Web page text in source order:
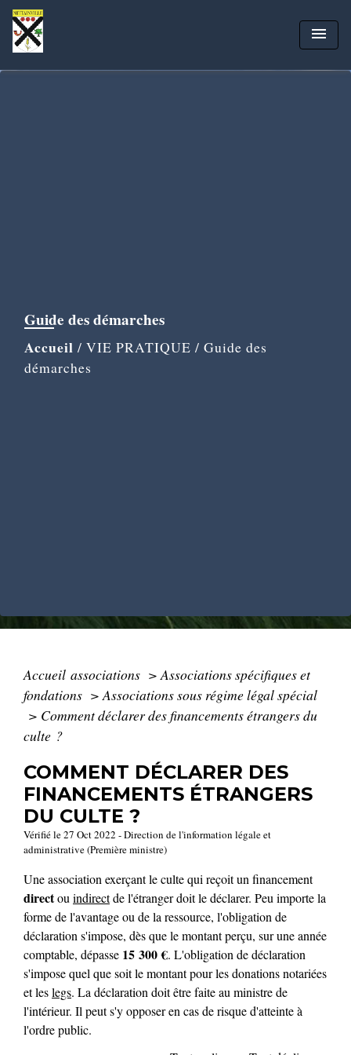
menu
Guide des démarches
Accueil / VIE PRATIQUE / Guide des
démarches
Accueil associations > Associations spécifiques et
fondations > Associations sous régime légal spécial
> Comment déclarer des financements étrangers du
culte ?
COMMENT DÉCLARER DES
FINANCEMENTS ÉTRANGERS
DU CULTE ?
Vérifié le 27 Oct 2022 - Direction de l'information légale et
administrative (Première ministre)
Une association exerçant le culte qui reçoit un financement
directou indirectde l'étranger doit le déclarer. Peu importe la
forme de l'avantage ou de la ressource, l'obligation de
déclaration s'impose, dès que le montant perçu, sur une année
comptable, dépasse 15 300 €. L'obligation de déclaration
s'impose quel que soit le montant pour les donations notariées
et leslegs. La déclaration doit être faite au ministre de
l'intérieur. Il peut s'y opposer en cas de risque d'atteinte à
l'ordre public.